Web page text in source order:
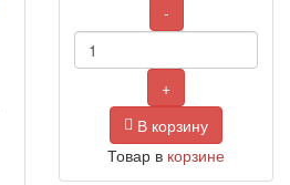
-
+
В корзину
Товар в корзине